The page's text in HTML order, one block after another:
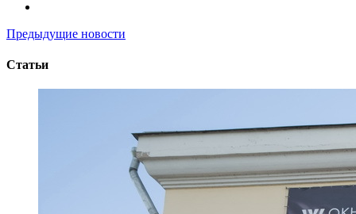
Предыдущие новости
Статьи